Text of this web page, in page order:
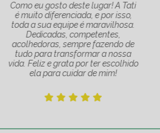
lugar! A Tati
e por isso,
maravilhosa.
fazendo de
a nossa
ter escolhido
de mim!